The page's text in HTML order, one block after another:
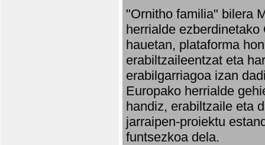
"Ornitho familia" bilera
herrialde
hauetan, plataforma
erabiltzaileentzat eta
erabilgarriagoa izan
Europako herrialde
handiz, erabiltzaile eta
jarraipen-proiektu
funtsezkoa dela.